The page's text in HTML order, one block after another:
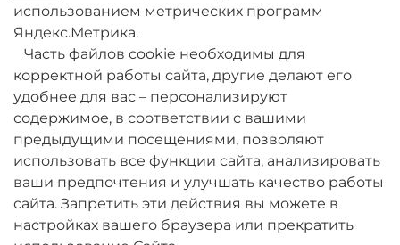
О компании
Товары и услуги
+7 (495) 789-38-95
09:00 - 18:00 (будни, по МСК)
использованием метрических программ
Яндекс.Метрика.
Часть файлов cookie необходимы для
корректной работы сайта, другие делают его
удобнее для вас – персонализируют
содержимое, в соответствии с вашими
предыдущими посещениями, позволяют
использовать все функции сайта, анализировать
ваши предпочтения и улучшать качество работы
сайта. Запретить эти действия вы можете в
настройках вашего браузера или прекратить